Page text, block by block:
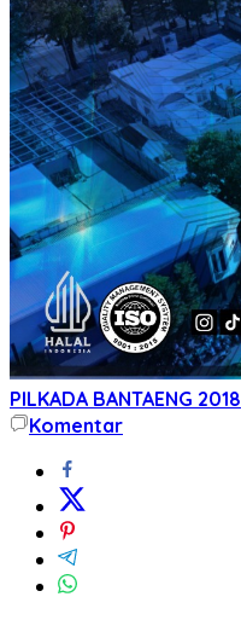
PILKADA BANTAENG 2018
Komentar